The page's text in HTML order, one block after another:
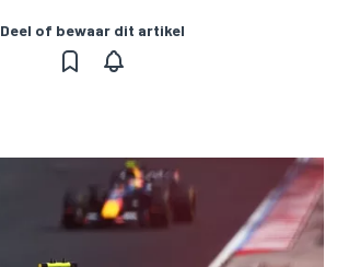
Deel of bewaar dit artikel